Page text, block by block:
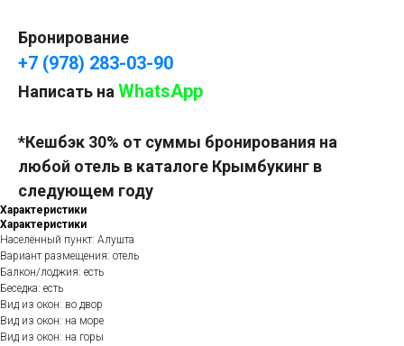
Бронирование
+7 (978) 283-03-90
Написать наWhatsApp
*Кешбэк 30% от суммы бронирования на
любой отель в каталоге Крымбукинг в
следующем году
Характеристики
Характеристики
Населённый пункт: Алушта
Вариант размещения: отель
Балкон/лоджия: есть
Беседка: есть
Вид из окон: во двор
Вид из окон: на море
Вид из окон: на горы